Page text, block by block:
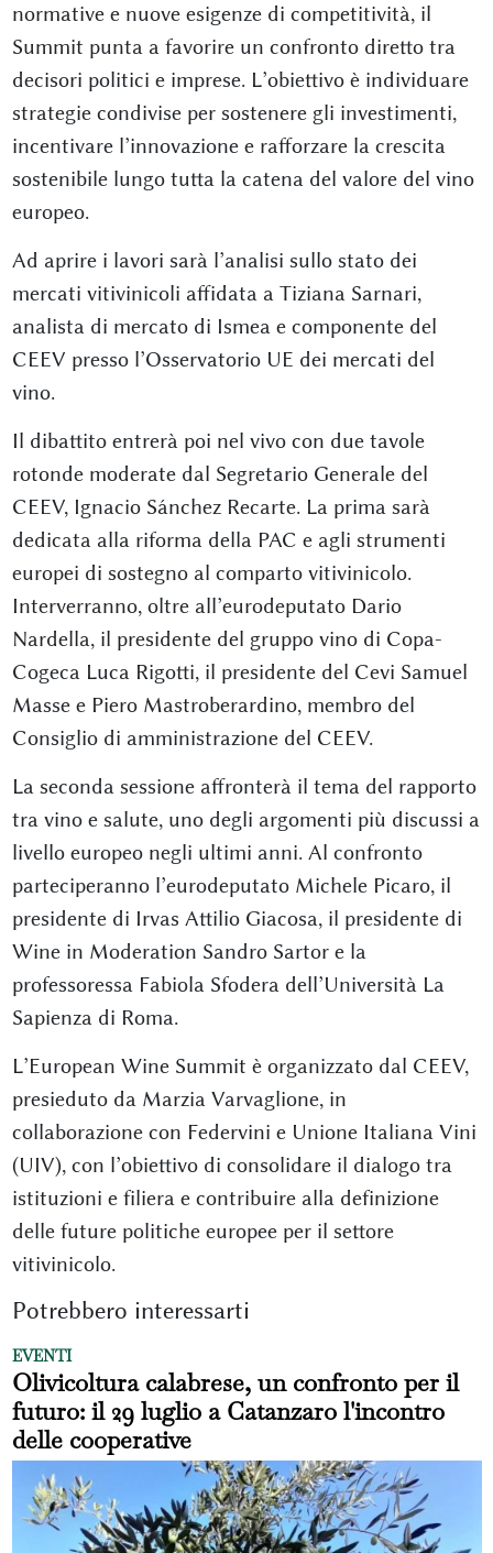
normative e nuove esigenze di competitività, il
Summit punta a favorire un confronto diretto tra
decisori politici e imprese. L’obiettivo è individuare
strategie condivise per sostenere gli investimenti,
incentivare l’innovazione e rafforzare la crescita
sostenibile lungo tutta la catena del valore del vino
europeo.
Ad aprire i lavori sarà l’analisi sullo stato dei
mercati vitivinicoli affidata a Tiziana Sarnari,
analista di mercato di Ismea e componente del
CEEV presso l’Osservatorio UE dei mercati del
vino.
Il dibattito entrerà poi nel vivo con due tavole
rotonde moderate dal Segretario Generale del
CEEV, Ignacio Sánchez Recarte. La prima sarà
dedicata alla riforma della PAC e agli strumenti
europei di sostegno al comparto vitivinicolo.
Interverranno, oltre all’eurodeputato Dario
Nardella, il presidente del gruppo vino di Copa-
Cogeca Luca Rigotti, il presidente del Cevi Samuel
Masse e Piero Mastroberardino, membro del
Consiglio di amministrazione del CEEV.
La seconda sessione affronterà il tema del rapporto
tra vino e salute, uno degli argomenti più discussi a
livello europeo negli ultimi anni. Al confronto
parteciperanno l’eurodeputato Michele Picaro, il
presidente di Irvas Attilio Giacosa, il presidente di
Wine in Moderation Sandro Sartor e la
professoressa Fabiola Sfodera dell’Università La
Sapienza di Roma.
L’European Wine Summit è organizzato dal CEEV,
presieduto da Marzia Varvaglione, in
collaborazione con Federvini e Unione Italiana Vini
(UIV), con l’obiettivo di consolidare il dialogo tra
istituzioni e filiera e contribuire alla definizione
delle future politiche europee per il settore
vitivinicolo.
Potrebbero interessarti
EVENTI
Olivicoltura calabrese, un confronto per il
futuro: il 29 luglio a Catanzaro l'incontro
delle cooperative